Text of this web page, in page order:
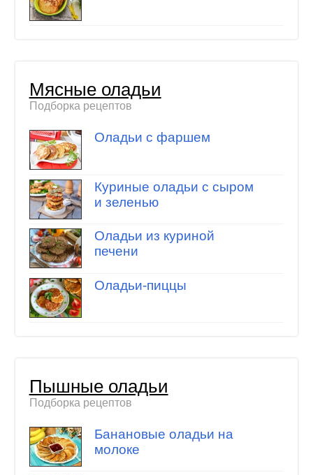
Мясные оладьи
Подборка рецептов
Оладьи с фаршем
Куриные оладьи с сыром
и зеленью
Оладьи из куриной
печени
Оладьи-пиццы
Пышные оладьи
Подборка рецептов
Банановые оладьи на
молоке